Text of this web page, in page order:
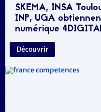
SKEMA, INSA
INP, UGA
numérique
Découvrir